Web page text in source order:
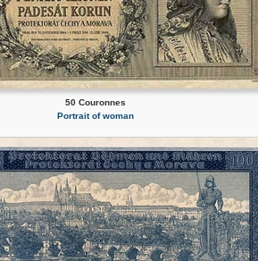
50 Couronnes
Portrait of woman